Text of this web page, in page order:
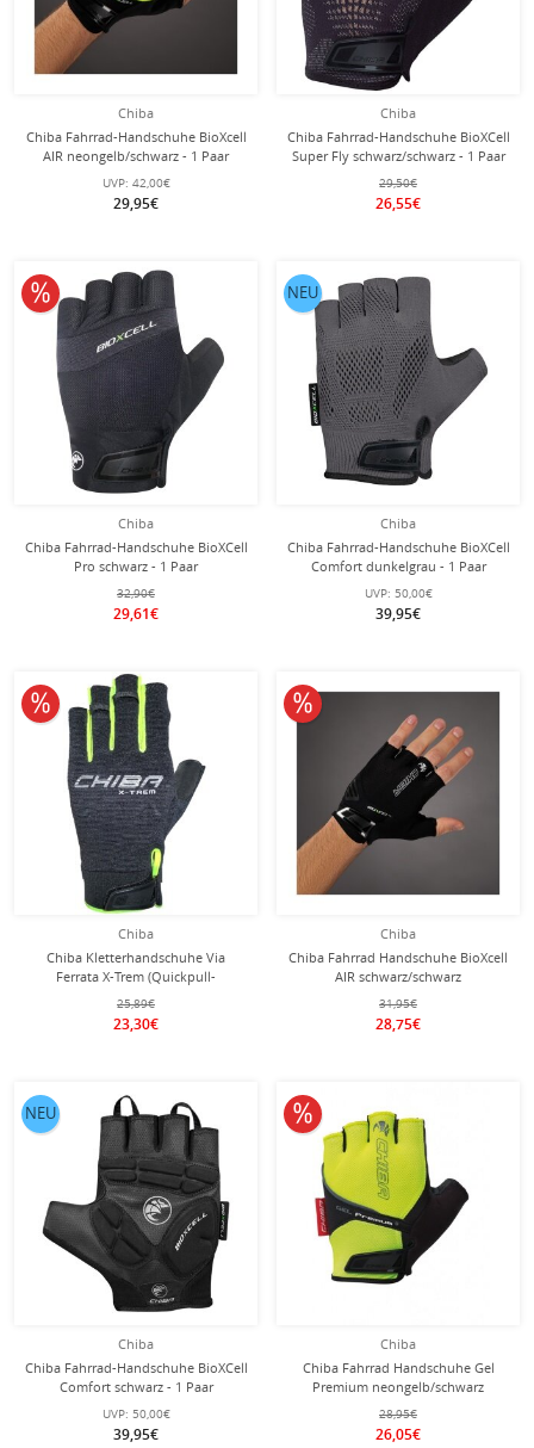
Chiba
Chiba Fahrrad-Handschuhe BioXcell
AIR neongelb/schwarz - 1 Paar
UVP: 42,00€
29,95€
Chiba
Chiba Fahrrad-Handschuhe BioXCell
Super Fly schwarz/schwarz - 1 Paar
29,50€
26,55€
Chiba
Chiba Fahrrad-Handschuhe BioXCell
Pro schwarz - 1 Paar
32,90€
29,61€
10% reduziert
Chiba
Chiba Fahrrad-Handschuhe BioXCell
Comfort dunkelgrau - 1 Paar
UVP: 50,00€
39,95€
NEU
Chiba
Chiba Kletterhandschuhe Via
Ferrata X-Trem (Quickpull-
Ausziehhilfe, aus Nappa-Leder)
schwarz/neongelb - 1 Paar
25,89€
23,30€
10% reduziert
Chiba
Chiba Fahrrad Handschuhe BioXcell
AIR schwarz/schwarz
31,95€
28,75€
10% reduziert
Chiba
Chiba Fahrrad-Handschuhe BioXCell
Comfort schwarz - 1 Paar
UVP: 50,00€
39,95€
NEU
Chiba
Chiba Fahrrad Handschuhe Gel
Premium neongelb/schwarz
28,95€
26,05€
10% reduziert